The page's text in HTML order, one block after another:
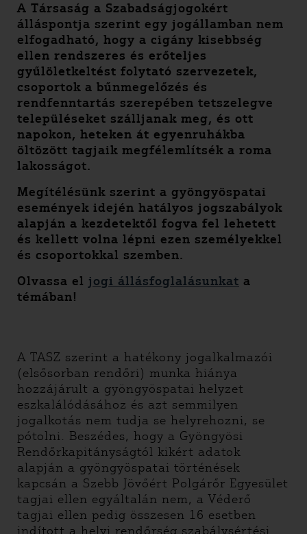
A Társaság a Szabadságjogokért
álláspontja szerint egy jogállamban nem
elfogadható, hogy a cigány kisebbség
ellen rendszeres és erőteljes
gyűlöletkeltést folytató szervezetek,
csoportok a bűnmegelőzés és
rendfenntartás szerepében tetszelegve
településeket szálljanak meg, és ott
napokon, heteken át egyenruhákba
öltözött tagjaik megfélemlítsék a roma
lakosságot.
Megítélésünk szerint a gyöngyöspatai
események idején hatályos jogszabályok
alapján a kezdetektől fogva fel lehetett
és kellett volna lépni ezen személyekkel
és csoportokkal szemben.
Olvassa el jogi állásfoglalásunkat a
témában!
A TASZ szerint a hatékony jogalkalmazói
(elsősorban rendőri) munka hiánya
hozzájárult a gyöngyöspatai helyzet
eszkalálódásához és azt semmilyen
jogalkotás nem tudja se helyrehozni, se
pótolni. Beszédes, hogy a Gyöngyösi
Rendőrkapitányságtól kikért adatok
alapján a gyöngyöspatai történések
kapcsán a Szebb Jövőért Polgárőr Egyesület
tagjai ellen egyáltalán nem, a Véderő
tagjai ellen pedig összesen 16 esetben
indított a helyi rendőrség szabálysértési